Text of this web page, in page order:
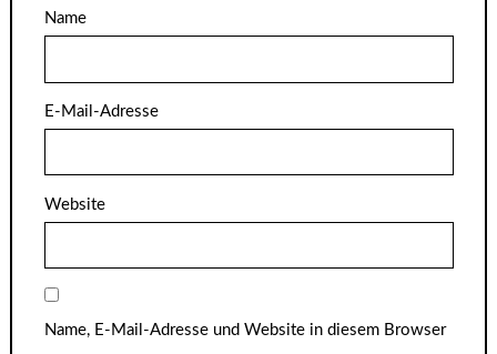
Name
E-Mail-Adresse
Website
Name, E-Mail-Adresse und Website in diesem Browser